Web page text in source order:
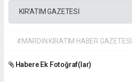
KIR'ATIM GAZETESİ
#MARDİN KIRATIM HABER GAZETESİ
Habere Ek Fotoğraf(lar)